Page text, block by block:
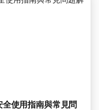
使用指南與常見問